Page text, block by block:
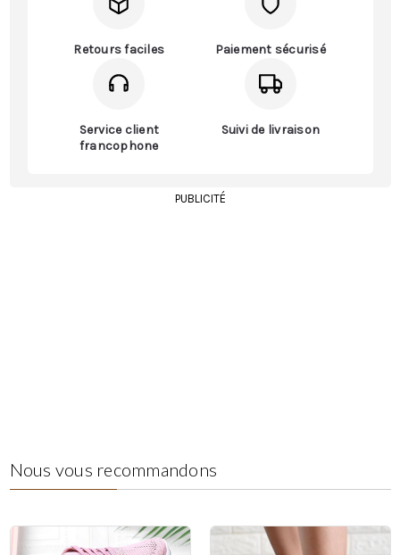
Retours faciles Paiement sécurisé
Service client
francophone
Suivi de livraison
PUBLICITÉ
Nous vous recommandons